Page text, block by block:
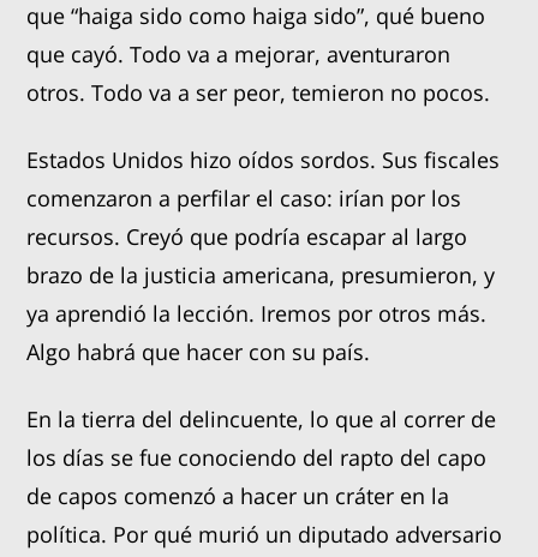
que “haiga sido como haiga sido”, qué bueno
que cayó. Todo va a mejorar, aventuraron
otros. Todo va a ser peor, temieron no pocos.
Estados Unidos hizo oídos sordos. Sus fiscales
comenzaron a perfilar el caso: irían por los
recursos. Creyó que podría escapar al largo
brazo de la justicia americana, presumieron, y
ya aprendió la lección. Iremos por otros más.
Algo habrá que hacer con su país.
En la tierra del delincuente, lo que al correr de
los días se fue conociendo del rapto del capo
de capos comenzó a hacer un cráter en la
política. Por qué murió un diputado adversario